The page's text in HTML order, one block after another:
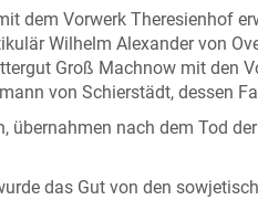
dem Vorwerk Theresienhof
Wilhelm Alexander von
Groß Machnow mit den
von Schierstädt, dessen
übernahmen nach dem Tod
das Gut von den